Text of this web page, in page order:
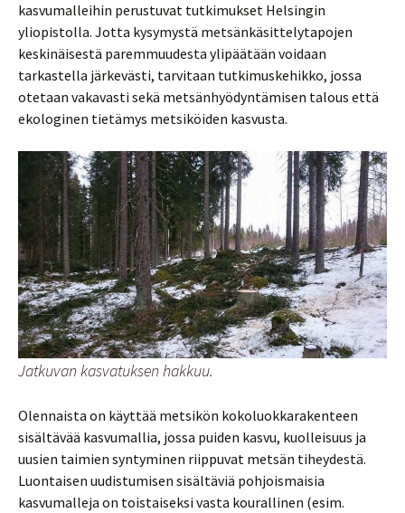
kasvumalleihin perustuvat tutkimukset Helsingin
yliopistolla. Jotta kysymystä metsänkäsittelytapojen
keskinäisestä paremmuudesta ylipäätään voidaan
tarkastella järkevästi, tarvitaan tutkimuskehikko, jossa
otetaan vakavasti sekä metsänhyödyntämisen talous että
ekologinen tietämys metsiköiden kasvusta.
Jatkuvan kasvatuksen hakkuu.
Olennaista on käyttää metsikön kokoluokkarakenteen
sisältävää kasvumallia, jossa puiden kasvu, kuolleisuus ja
uusien taimien syntyminen riippuvat metsän tiheydestä.
Luontaisen uudistumisen sisältäviä pohjoismaisia
kasvumalleja on toistaiseksi vasta kourallinen (esim.